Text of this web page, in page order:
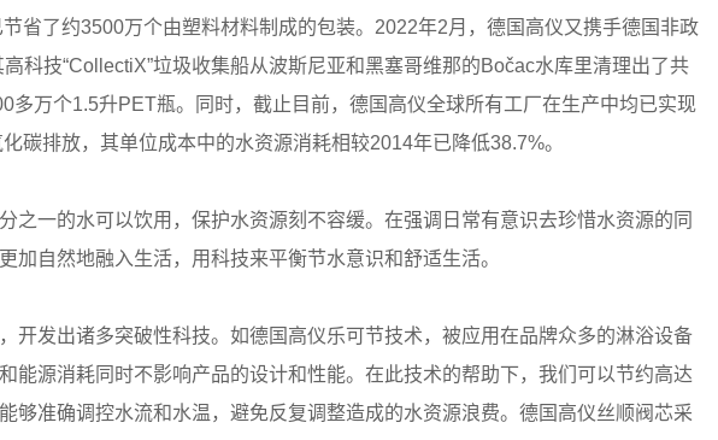
省了约3500万个由塑料材料制成的包装。2022年2月，德国高仪又携手德国非政
科技“CollectiX”垃圾收集船从波斯尼亚和黑塞哥维那的Bočac水库里清理出了共
多万个1.5升PET瓶。同时，截止目前，德国高仪全球所有工厂在生产中均已实现
碳排放，其单位成本中的水资源消耗相较2014年已降低38.7%。
之一的水可以饮用，保护水资源刻不容缓。在强调日常有意识去珍惜水资源的同
加自然地融入生活，用科技来平衡节水意识和舒适生活。
开发出诸多突破性科技。如德国高仪乐可节技术，被应用在品牌众多的淋浴设备
能源消耗同时不影响产品的设计和性能。在此技术的帮助下，我们可以节约高达
够准确调控水流和水温，避免反复调整造成的水资源浪费。德国高仪丝顺阀芯采